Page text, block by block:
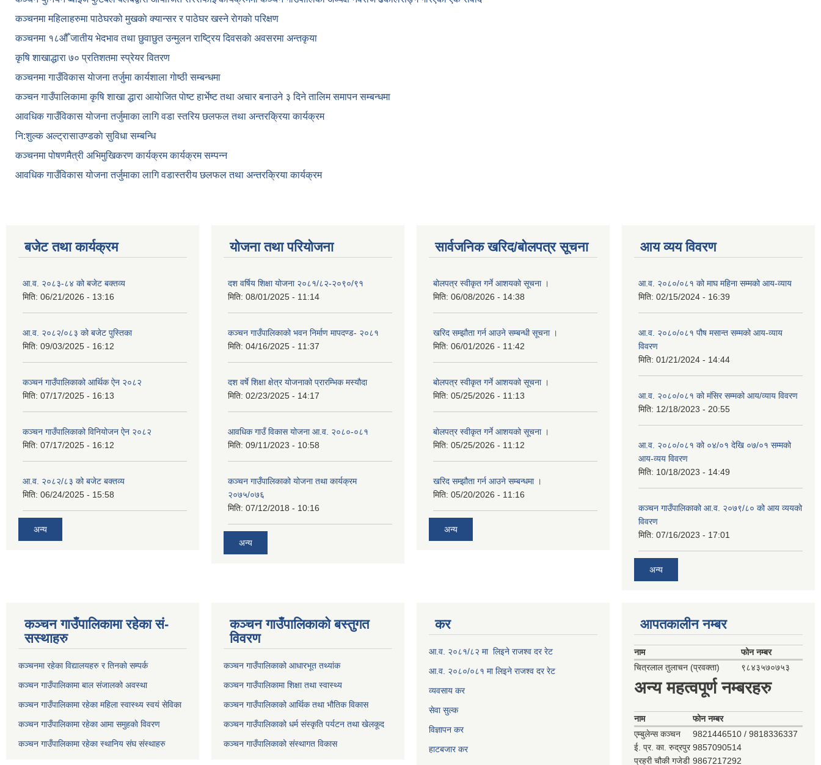
कञ्‍चनमा महिलाहरुमा पाठेघरको मुखकाे क्यान्सर र पाठेघर खस्‍ने राेगकाे परिक्षण
कञ्‍चनमा १८औँ जातीय भेदभाव तथा छुवाछुत उन्मुलन राष्ट्रिय दिवसकाे अवसरमा अन्तकृया
कृषि शाखाद्धारा ७० प्रतिशतमा स्प्रेयर वितरण
कञ्‍चनमा गाउँविकास याेजना तर्जुमा कार्यशाला गाेष्ठी सम्बन्धमा
कञ्‍चन गाउँपालिकामा कृषि शाखा द्धारा आयाेजित पाेष्ट हार्भेष्ट तथा अचार बनाउने ३ दिने तालिम समापन सम्बन्‍धमा
आवधिक गाउँविकास योजना तर्जुमाका लागि वडा स्तरिय छलफल तथा अन्तरक्रिया कार्यक्रम
नि:शुल्क अल्ट्रासाउण्डकाे सुविधा सम्बन्धि
कञ्चनमा पोषणमैत्री अभिमुखिकरण कार्यक्रम कार्यक्रम सम्पन्न
आवधिक गाउँविकास योजना तर्जुमाका लागि वडास्तरीय छलफल तथा अन्तरक्रिया कार्यक्रम
बजेट तथा कार्यक्रम
आ.व. २०८३-८४ को बजेट बक्तव्य
मिति: 06/21/2026 - 13:16
आ.व. २०८२/०८३ को बजेट पुस्तिका
मिति: 09/03/2025 - 16:12
कञ्‍चन गाउँपालिकाको आर्थिक ऐन २०८२
मिति: 07/17/2025 - 16:13
कञ्‍चन गाउँपालिकाको विनियोजन ऐन २०८२
मिति: 07/17/2025 - 16:12
आ.व. २०८२/८३ को बजेट बक्तव्य
मिति: 06/24/2025 - 15:58
अन्य
योजना तथा परियोजना
दश वर्षिय शिक्षा योजना २०८१/८२-२०९०/९१
मिति: 08/01/2025 - 11:14
कञ्‍चन गाउँपालिकाको भवन निर्माण मापदण्ड- २०८१
मिति: 04/16/2025 - 11:37
दश वर्षे शिक्षा क्षेत्र योजनाको प्रारम्भिक मस्यौदा
मिति: 02/23/2025 - 14:17
आवधिक गाउँ विकास योजना आ.व. २०८०-०८१
मिति: 09/11/2023 - 10:58
कञ्चन गाउँपालिकाको योजना तथा कार्यक्रम
२०७५/०७६
मिति: 07/12/2018 - 10:16
अन्य
सार्वजनिक खरिद/बोलपत्र सूचना
बोलपत्र स्वीकृत गर्ने आशयको सूचना ।
मिति: 06/08/2026 - 14:38
खरिद सम्झौता गर्न आउने सम्बन्धी सूचना ।
मिति: 06/01/2026 - 11:42
बोलपत्र स्वीकृत गर्ने आशयको सूचना ।
मिति: 05/25/2026 - 11:13
बोलपत्र स्वीकृत गर्ने आशयको सूचना ।
मिति: 05/25/2026 - 11:12
खरिद सम्झौता गर्न आउने सम्बन्धमा ।
मिति: 05/20/2026 - 11:16
अन्य
आय व्यय विवरण
आ.व. २०८०/०८१ को माघ महिना सम्मको आय-व्याय
मिति: 02/15/2024 - 16:39
आ.व. २०८०/०८१ पौष मसान्त सम्मको आय-व्याय
विवरण
मिति: 01/21/2024 - 14:44
आ.व. २०८०/०८१ को मंसिर सम्मको आय/व्याय विवरण
मिति: 12/18/2023 - 20:55
आ.व. २०८०/०८१ को ०४/०१ देखि ०७/०१ सम्मको
आय-व्यय विवरण
मिति: 10/18/2023 - 14:49
कञ्‍चन गाउँपालिकाको आ.व. २०७९/८० को आय व्ययको
विवरण
मिति: 07/16/2023 - 17:01
अन्य
कञ्चन गाउँपालिकामा रहेका सं-
सस्थाहरु
कञ्चनमा रहेका विद्यालयहरु र तिनकाे सम्पर्क
कञ्चन गाउँपालिकामा बाल संजालको अवस्था
कञ्चन गाउँपालिकामा रहेका महिला स्वास्थ्य स्वयं सेविका
कञ्चन गाउँपालिकामा रहेका आमा समुहकाे विवरण
कञ्चन गाउँपालिकामा रहेका स्थानिय संघ संस्थाहरु
कञ्चन गाउँपालिकाकाे बस्तुगत
विवरण
कञ्चन गाउँपालिकाको आधारभूत तथ्यांक
कञ्चन गाउँपालिकामा शिक्षा तथा स्वास्थ्य
कञ्चन गाउँपालिकाको आर्थिक तथा भौतिक विकास
कञ्चन गाउँपालिकाको धर्म संस्कृति पर्यटन तथा खेलकूद
कञ्चन गाउँपालिकाको संस्थागत विकास
कर
आ.व. २०८१/८२ मा लिइने राजश्व दर रेट
आ.व. २०८०/०८१ मा लिइने राजश्व दर रेट
व्यवसाय कर
सेवा सुल्क
विज्ञापन कर
हाटबजार कर
आपतकालीन नम्बर
नाम
फोन नम्बर
चित्रलाल तुलाचन (प्रवक्ता)
९८४३५७०७५३
अन्य महत्वपूर्ण नम्बरहरु
नाम
फोन नम्बर
एम्बुलेन्स कञ्‍चन
9821446510 / 9818336337
ई. प्र. का. रुद्रपुर 9857090514
प्रहरी चौकी गजेडी 9867217292